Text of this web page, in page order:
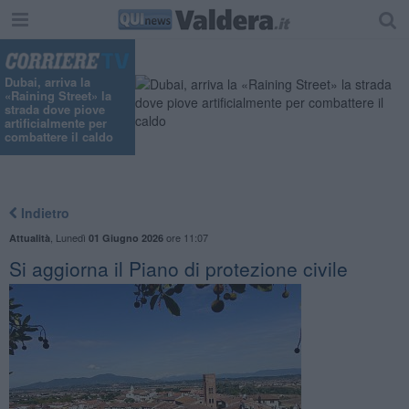
Dubai, arriva la
«Raining Street» la
strada dove piove
artificialmente per
combattere il caldo
Indietro
Attualità Lunedì 01 Giugno 2026ore 11:07
Si aggiorna il Piano di protezione civile